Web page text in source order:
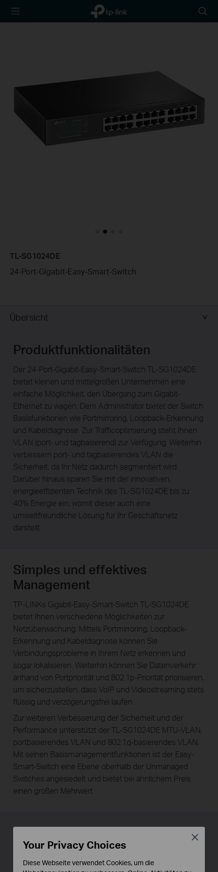
TP-Link,
Reliably
icon
TL-SG1024DE
24-Port-Gigabit-Easy-Smart-Switch
Übersicht
Produktfunktionalitäten
Der 24-Port-Gigabit-Easy-Smart-Switch TL-SG1024DE
bietet kleinen und mittelgroßen Unternehmen eine
einfache Möglichkeit, den Übergang zum Gigabit-
Ethernet zu wagen. Dem Administrator bietet der Switch
Basisfunktionen wie Portmirroring, Loopback-Erkennung
und Kabeldiagnose. Zur Trafficoptimierung steht Ihnen
VLAN (port- und tagbasierend) zur Verfügung. Weiterhin
verbessern port- und tagbasierendes VLAN die
Sicherheit, da Ihr Netz dadurch segmentiert wird.
Darüber hinaus sparen Sie mit der innovativen,
energieeffizienten Technik des TL-SG1024DE bis zu
40% Energie ein, womit dieser auch eine
umweltfreundliche Lösung für Ihr Geschäftsnetz
darstellt.
Simples und effektives
Management
TP-LINKs Gigabit-Easy-Smart-Switch TL-SG1024DE
bietet Ihnen verschiedene Möglichkeiten zur
Netzüberwachung. Mittels Portmirroring, Loopback-
Erkennung und Kabeldiagnose können Sie
Verbindungsprobleme in Ihrem Netz erkennen und
sogar lokalisieren. Weiterhin können Sie Datenverkehr
anhand von Portpriorität und 802.1p-Priorität priorisieren,
um sicherzustellen, dass VoIP und Videostreaming stets
flüssig und verzögerungsfrei laufen.
Zur weiteren Verbesserung der Sicherheit und der
Performance unterstützt der TL-SG1024DE MTU-VLAN,
portbasierendes VLAN und 802.1q-basierendes VLAN.
Mit seinen Basismanagementfunktionen ist der Easy-
Smart-Switch eine Ebene oberhalb der Unmanaged
Switches angesiedelt und bietet bei ähnlichem Preis
einen großen Mehrwert.
Schalten Sie auf grün mit Ihrem
Ethernet
Sie haben nun die Möglichkeit, sich für den grünen Weg
Your Privacy Choices
Diese Webseite verwendet Cookies, um die
Close